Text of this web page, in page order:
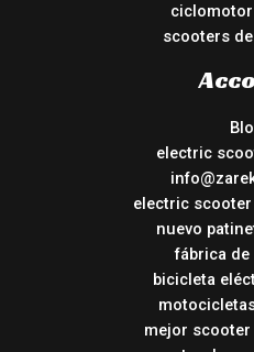
scooters
electric
electric
nuevo
fábrica
bicicleta
mejor